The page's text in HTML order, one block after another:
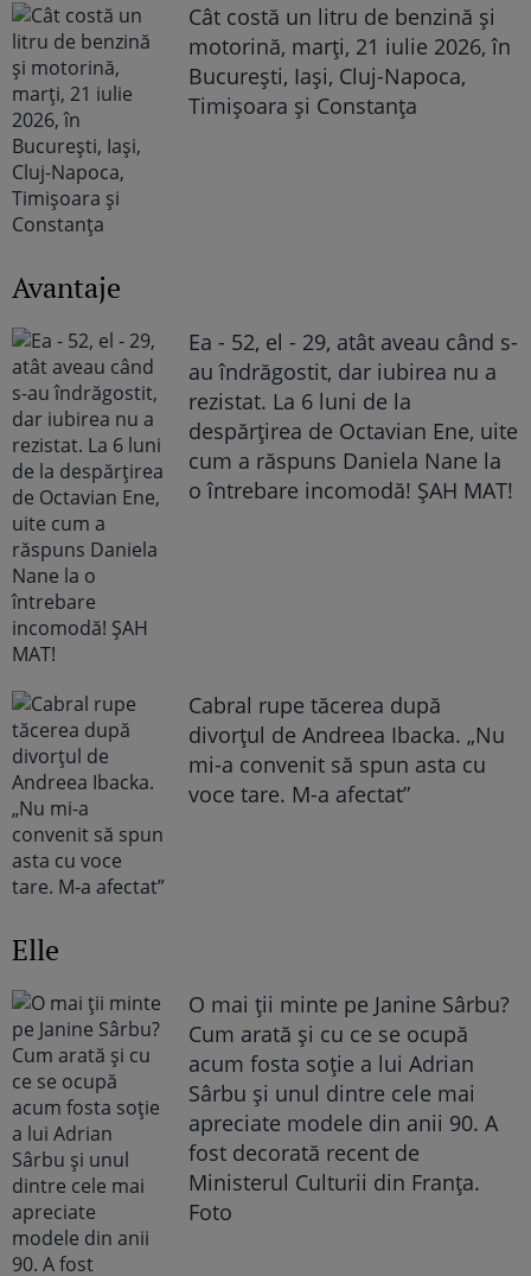
Cât costă un litru de benzină și
motorină, marți, 21 iulie 2026, în
București, Iași, Cluj-Napoca,
Timișoara și Constanța
Avantaje
Ea - 52, el - 29, atât aveau când s-
au îndrăgostit, dar iubirea nu a
rezistat. La 6 luni de la
despărțirea de Octavian Ene, uite
cum a răspuns Daniela Nane la
o întrebare incomodă! ȘAH MAT!
Cabral rupe tăcerea după
divorțul de Andreea Ibacka. „Nu
mi-a convenit să spun asta cu
voce tare. M-a afectat”
Elle
O mai ții minte pe Janine Sârbu?
Cum arată și cu ce se ocupă
acum fosta soție a lui Adrian
Sârbu și unul dintre cele mai
apreciate modele din anii 90. A
fost decorată recent de
Ministerul Culturii din Franța.
Foto